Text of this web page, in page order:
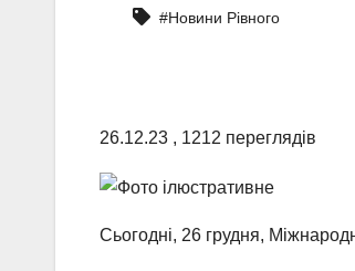
#Новини Рівного
26.12.23 , 1212 переглядів
Сьогодні, 26 грудня,